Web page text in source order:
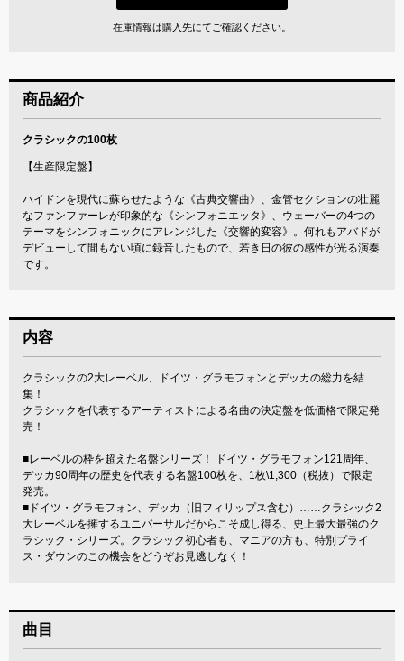
在庫情報は購入先にてご確認ください。
商品紹介
クラシックの100枚
【生産限定盤】
ハイドンを現代に蘇らせたような《古典交響曲》、金管セクションの壮麗
なファンファーレが印象的な《シンフォニエッタ》、ウェーバーの4つの
テーマをシンフォニックにアレンジした《交響的変容》。何れもアバドが
デビューして間もない頃に録音したもので、若き日の彼の感性が光る演奏
です。
内容
クラシックの2大レーベル、ドイツ・グラモフォンとデッカの総力を結
集！
クラシックを代表するアーティストによる名曲の決定盤を低価格で限定発
売！
■レーベルの枠を超えた名盤シリーズ！ ドイツ・グラモフォン121周年、
デッカ90周年の歴史を代表する名盤100枚を、1枚\1,300（税抜）で限定
発売。
■ドイツ・グラモフォン、デッカ（旧フィリップス含む）……クラシック2
大レーベルを擁するユニバーサルだからこそ成し得る、史上最大最強のク
ラシック・シリーズ。クラシック初心者も、マニアの方も、特別プライ
ス・ダウンのこの機会をどうぞお見逃しなく！
曲目